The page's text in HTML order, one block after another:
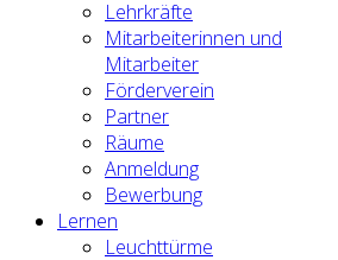
Lehrkräfte
Mitarbeiterinnen und
Mitarbeiter
Förderverein
Partner
Räume
Anmeldung
Bewerbung
Lernen
Leuchttürme